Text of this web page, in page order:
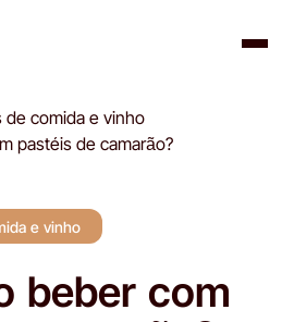
de comida e vinho
pastéis de camarão?
e vinho
beber com